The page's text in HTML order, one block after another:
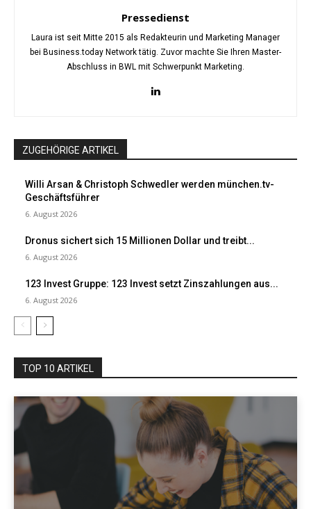
Pressedienst
Laura ist seit Mitte 2015 als Redakteurin und Marketing Manager
bei Business.today Network tätig. Zuvor machte Sie Ihren Master-
Abschluss in BWL mit Schwerpunkt Marketing.
ZUGEHÖRIGE ARTIKEL
Willi Arsan & Christoph Schwedler werden münchen.tv-
Geschäftsführer
6. August 2026
Dronus sichert sich 15 Millionen Dollar und treibt...
6. August 2026
123 Invest Gruppe: 123 Invest setzt Zinszahlungen aus...
6. August 2026
TOP 10 ARTIKEL